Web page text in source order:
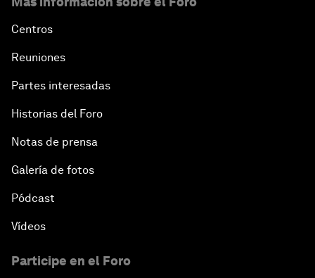
Centros
Reuniones
Partes interesadas
Historias del Foro
Notas de prensa
Galería de fotos
Pódcast
Vídeos
Participe en el Foro